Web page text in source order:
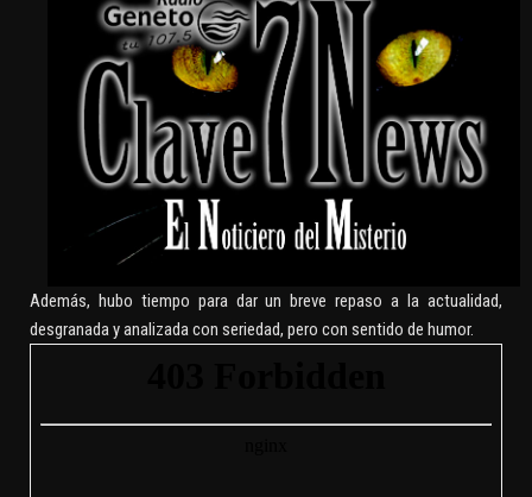
Además, hubo tiempo para dar un breve repaso a la actualidad,
desgranada y analizada con seriedad, pero con sentido de humor.